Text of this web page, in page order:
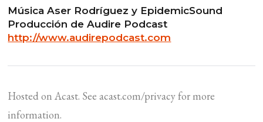
Música Aser Rodríguez y EpidemicSound
Producción de Audire Podcast
http://www.audirepodcast.com
Hosted on Acast. Seeacast.com/privacyfor more
information.